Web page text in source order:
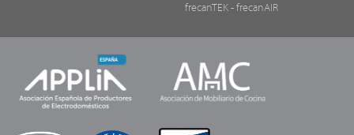
frecanTEK - frecanAIR